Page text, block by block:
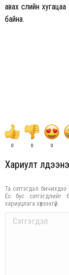
авах сүүлийн
байна.
0 0 0
Хариулт үлдээнэ үү
Та сэтгэгдэл
Ёс бус сэтгэгдлийг
хариуцлага хүлээхгүй.
Comment